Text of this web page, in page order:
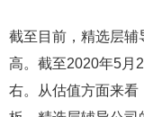
截至目前，精选层辅
高。截至2020年5月
右。从估值方面来看